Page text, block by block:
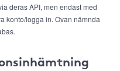
deras API, men endast med
konto/logga in. Ovan nämnda